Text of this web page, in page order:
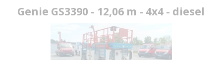
Genie GS3390 - 12,06 m - 4x4 - diesel